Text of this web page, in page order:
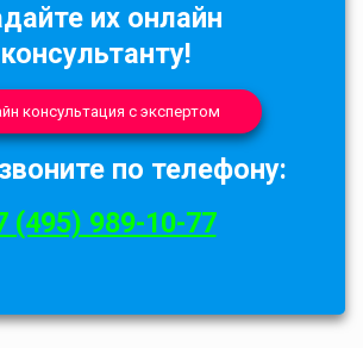
их онлайн
консультанту!
консультация с экспертом
по телефону:
(495) 989-10-77